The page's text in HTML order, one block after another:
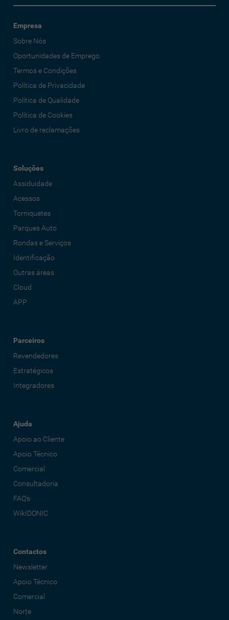
Empresa
Sobre Nós
Oportunidades de Emprego
Termos e Condições
Política de Privacidade
Política de Qualidade
Política de Cookies
Livro de reclamações
Soluções
Assiduidade
Acessos
Torniquetes
Parques Auto
Rondas e Serviços
Identificação
Outras áreas
Cloud
APP
Parceiros
Revendedores
Estratégicos
Integradores
Ajuda
Apoio ao Cliente
Apoio Técnico
Comercial
Consultadoria
FAQ's
WikIDONIC
Contactos
Newsletter
Apoio Técnico
Comercial
Norte